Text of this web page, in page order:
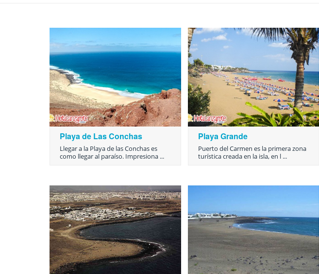
Playa de Las Conchas
Llegar a la Playa de las Conchas es
como llegar al paraíso. Impresiona ...
Playa Grande
Puerto del Carmen es la primera zona
turística creada en la isla, en l ...